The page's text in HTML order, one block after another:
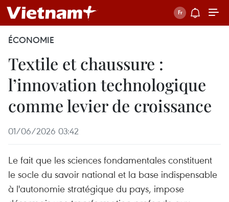
ÉCONOMIE
Textile et chaussure :
l’innovation technologique
comme levier de croissance
01/06/2026 03:42
Le fait que les sciences fondamentales constituent
le socle du savoir national et la base indispensable
à l'autonomie stratégique du pays, impose